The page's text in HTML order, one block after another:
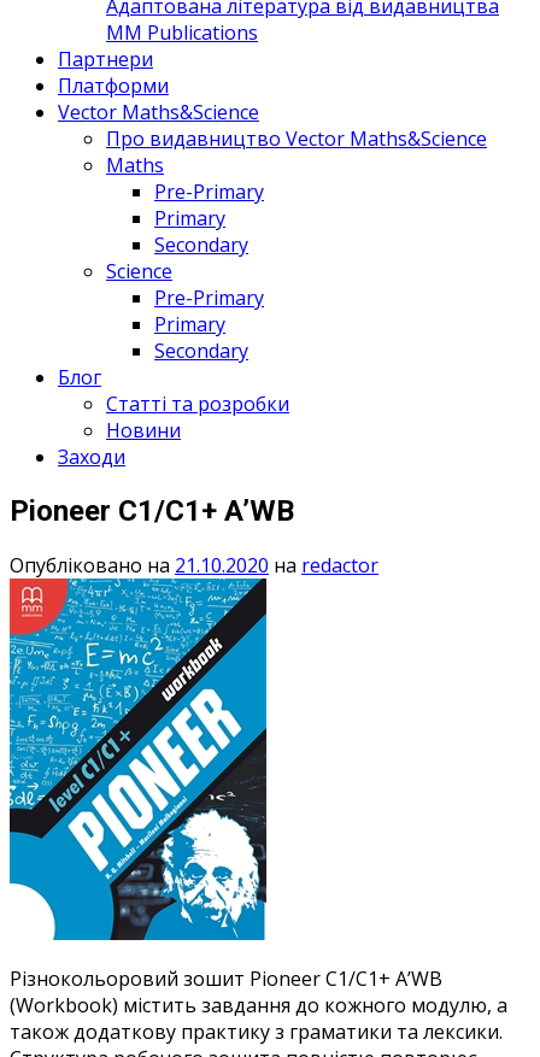
Адаптована література від видавництва
MM Publications
Партнери
Платформи
Vector Maths&Science
Про видавництво Vector Maths&Science
Maths
Pre-Primary
Primary
Secondary
Science
Pre-Primary
Primary
Secondary
Блог
Статті та розробки
Новини
Заходи
Pioneer C1/C1+ A’WB
Опубліковано на 21.10.2020 на redactor
Різнокольоровий зошит Pioneer C1/C1+ A’WB
(Workbook) містить завдання до кожного модулю, а
також додаткову практику з граматики та лексики.